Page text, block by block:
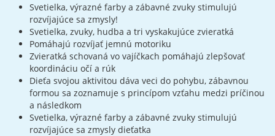
Svetielka, výrazné farby a zábavné zvuky stimulujú
rozvíjajúce sa zmysly!
Svetielka, zvuky, hudba a tri vyskakujúce zvieratká
Pomáhajú rozvíjať jemnú motoriku
Zvieratká schovaná vo vajíčkach pomáhajú zlepšovať
koordináciu očí a rúk
Dieťa svojou aktivitou dáva veci do pohybu, zábavnou
formou sa zoznamuje s princípom vzťahu medzi príčinou
a následkom
Svetielka, výrazné farby a zábavné zvuky stimulujú
rozvíjajúce sa zmysly dieťatka